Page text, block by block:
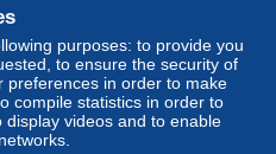
MNH 1st Olympic Winter
ISSUE – DHQ2529
purposes: to provide you
to ensure the security of
in order to make
compile statistics in order to
videos and to enable